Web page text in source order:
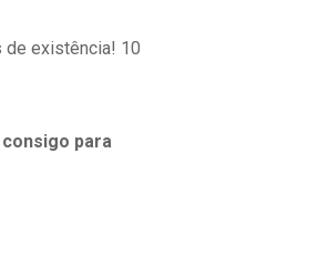
de existência! 10
para